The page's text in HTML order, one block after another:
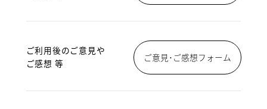
ご利用後のご意見や
ご感想 等
ご意見･ご感想フォーム